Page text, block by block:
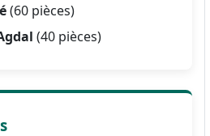
(60 pièces)
(40 pièces)